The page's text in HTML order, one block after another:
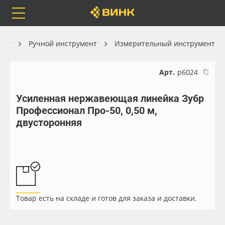
Каталог
Orafol
Оплата
Весь каталог
Рулонные материалы
Чернила
Ручной инструмент Измерительный инструмент
Арт. р6024
Усиленная нержавеющая линейка Зубр
Профессионал Про-50, 0,50 м,
двусторонняя
Товар есть на складе и готов для заказа и доставки.